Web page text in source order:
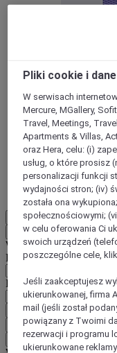
ALL
15% znizki
markach
DOŁĄCZ
Więcej
Wstecz
Wybierz kraj i język
Region
Kraj/region-język
Potwierdź kraj i język
EUR (€)
Wstecz
Pliki cookie i
W serwisach
Mercure, MGallery,
Travel, Meetings,
Apartments & Villas,
oraz Hera, celu: (i)
usług, o które prosisz
personalizacji funkcji
wydajności stron; (iv)
została ona
społecznościowymi;
w celu oferowania Ci
swoich urządzeń
poszczególne cele,
Jeśli zaakceptujesz
ukierunkowanej, firma
mail (jeśli został
powiązany z Twoimi
rezerwacji i programu
ukierunkowane